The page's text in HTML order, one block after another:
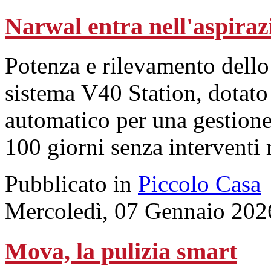
Narwal entra
Potenza e rilevamento
sistema V40 Station,
automatico per una
100 giorni senza interventi
Pubblicato in Piccolo Casa
Mercoledì, 07 Gennaio
Mova, la pulizia smart